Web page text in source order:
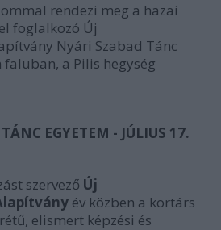
rendezi meg a hazai
foglalkozó Új
Nyári Szabad Tánc
faluban, a Pilis hegység
EGYETEM - JÚLIUS 17.
szervező Új
év közben a kortárs
elismert képzési és